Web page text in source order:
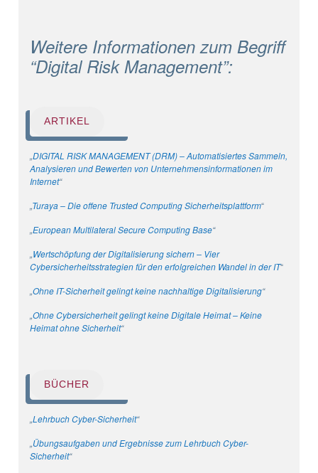
Weitere Informationen zum Begriff
“Digital Risk Management”:
ARTIKEL
„DIGITAL RISK MANAGEMENT (DRM) – Automatisiertes Sammeln,
Analysieren und Bewerten von Unternehmensinformationen im
Internet“
„Turaya – Die offene Trusted Computing Sicherheitsplattform“
„European Multilateral Secure Computing Base“
„Wertschöpfung der Digitalisierung sichern – Vier
Cybersicherheitsstrategien für den erfolgreichen Wandel in der IT“
„Ohne IT-Sicherheit gelingt keine nachhaltige Digitalisierung“
„Ohne Cybersicherheit gelingt keine Digitale Heimat – Keine
Heimat ohne Sicherheit“
BÜCHER
„Lehrbuch Cyber-Sicherheit“
„Übungsaufgaben und Ergebnisse zum Lehrbuch Cyber-
Sicherheit“